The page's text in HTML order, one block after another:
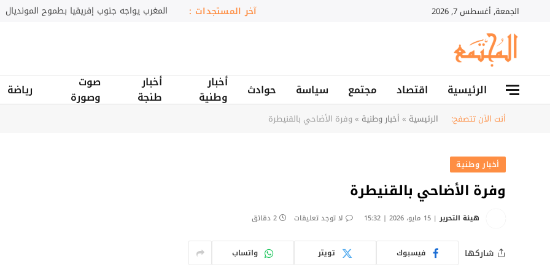
الجمعة, أغسطس 7, 2026 آخر المستجدات : رصد رصاص في شحنتين من الزيتون المغربي
الرئيسية اقتصاد مجتمع سياسة حوادث
أخبار
وطنية
أخبار
طنجة
صوت
وصورة
رياضة
أنت الآن تتصفح: الرئيسية » أخبار وطنية » وفرة الأضاحي بالقنيطرة
أخبار وطنية
وفرة الأضاحي بالقنيطرة
هيئة التحرير 15 مايو، 2026 | 15:32 لا توجد تعليقات 2 دقائق
شاركها فيسبوك تويتر واتساب